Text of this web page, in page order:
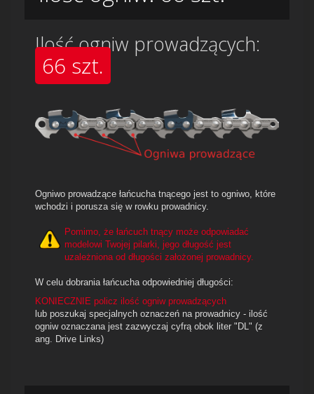
Ilość ogniw prowadzących:
66 szt.
Ogniwo prowadzące łańcucha tnącego jest to ogniwo, które
wchodzi i porusza się w rowku prowadnicy.
Pomimo, że łańcuch tnący może odpowiadać
modelowi Twojej pilarki, jego długość jest
uzależniona od długości założonej prowadnicy.
W celu dobrania łańcucha odpowiedniej długości:
KONIECZNIE policz ilość ogniw prowadzących
lub poszukaj specjalnych oznaczeń na prowadnicy - ilość
ogniw oznaczana jest zazwyczaj cyfrą obok liter "DL" (z
ang. Drive Links)